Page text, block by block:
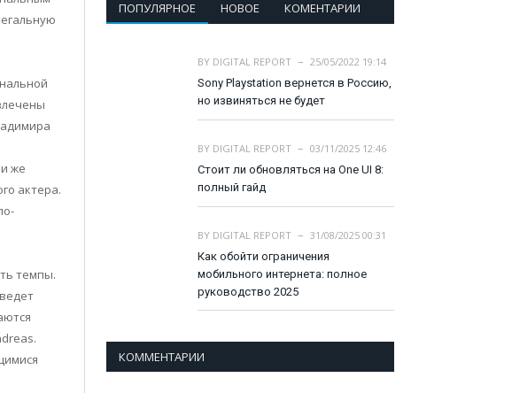
же
актера.
темпы.
ПОПУЛЯРНОЕ НОВОЕ КОМЕНТАРИИ
BY DIGITAL REPORT
25/05/2022 19:14
Sony Playstation вернется в Россию,
но извиняться не будет
BY DIGITAL REPORT
03/11/2025 12:46
Стоит ли обновляться на One UI 8:
полный гайд
BY DIGITAL REPORT
31/08/2025 00:31
Как обойти ограничения
мобильного интернета: полное
руководство 2025
КОММЕНТАРИИ